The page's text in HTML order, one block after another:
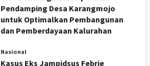
Agustus 5, 2026
Nasional
Kasus Eks Jampidsus Febrie
Adriansyah Diminta Diusut Tuntas,
Pengamat Dorong Reformasi
Kejaksaan